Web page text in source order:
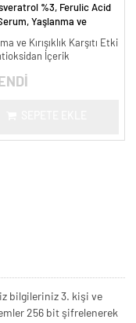
%3, Ferulic Acid
Yaşlanma ve
ve Kırışıklık Karşıtı Etki
İçerik
bilgileriniz 3. kişi ve
256 bit şifrelenerek